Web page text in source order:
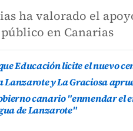
ha valorado el
en Canarias
Educación licite el nuevo
y La Graciosa
canario "enmendar el
de Lanzarote"